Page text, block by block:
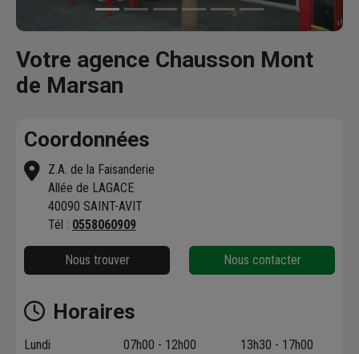
Votre agence Chausson Mont
de Marsan
Coordonnées
Z.A. de la Faisanderie
Allée de LAGACE
40090 SAINT-AVIT
Tél : 0558060909
Nous trouver Nous contacter
Horaires
Lundi 07h00 - 12h00
13h30 - 17h00